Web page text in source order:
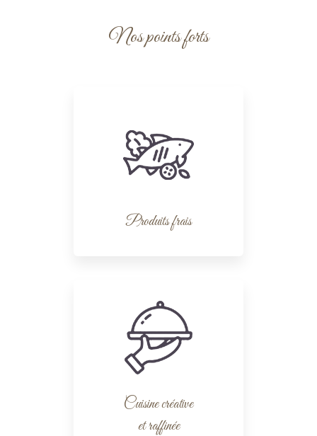
Nos points forts
Produits frais
Cuisine créative
et raffinée